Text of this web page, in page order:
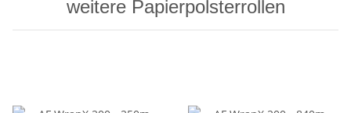
weitere Papierpolsterrollen